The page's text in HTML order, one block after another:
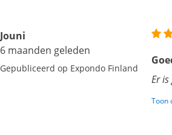
Jouni
6 maanden geleden
Gepubliceerd op Expondo Finland
Er
Toon